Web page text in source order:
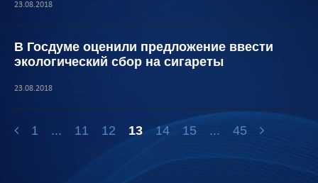
23.08.2018
В Госдуме оценили предложение ввести
экологический сбор на сигареты
23.08.2018
1 ... 11 12 13 14 15 ... 45